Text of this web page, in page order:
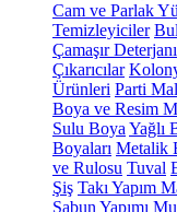
Cam ve Parlak
Temizleyiciler
Çamaşır Deterjanı
Çıkarıcılar
Ürünleri Parti
Boya ve Resim
Sulu Boya Yağlı
Boyaları Metalik
ve Rulosu Tuval
Şiş Takı Yapım
Sabun Yapımı